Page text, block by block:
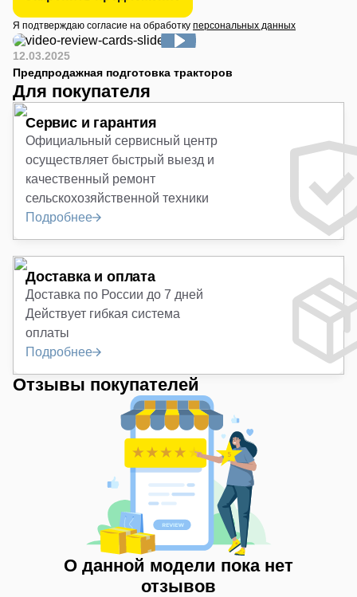
Я подтверждаю согласие на обработку персональных данных
12.03.2025
Предпродажная подготовка тракторов
Для покупателя
Сервис и гарантия
Официальный сервисный центр
осуществляет быстрый выезд и
качественный ремонт
сельскохозяйственной техники
Подробнее
Доставка и оплата
Доставка по России до 7 дней
Действует гибкая система
оплаты
Подробнее
Отзывы покупателей
О данной модели пока нет
отзывов